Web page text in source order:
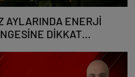
AYLARINDA ENERJİ
DİKKAT